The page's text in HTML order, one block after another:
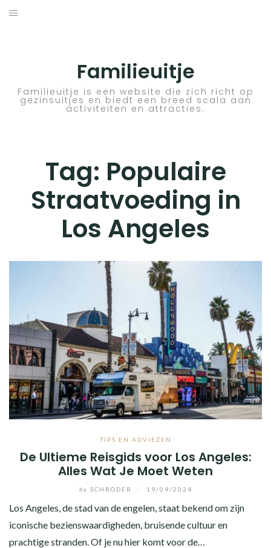
Skip
Familieuitje
Familieuitje is een website die zich richt op
gezinsuitjes en biedt een breed scala aan
activiteiten en attracties.
Tag: Populaire
Straatvoeding in
Los Angeles
TIPS EN ADVIEZEN
De Ultieme Reisgids voor Los Angeles:
Alles Wat Je Moet Weten
by SCHRODER 19/09/2024
Los Angeles, de stad van de engelen, staat bekend om zijn
iconische bezienswaardigheden, bruisende cultuur en
prachtige stranden. Of je nu hier komt voor de…
HOTELTIPS